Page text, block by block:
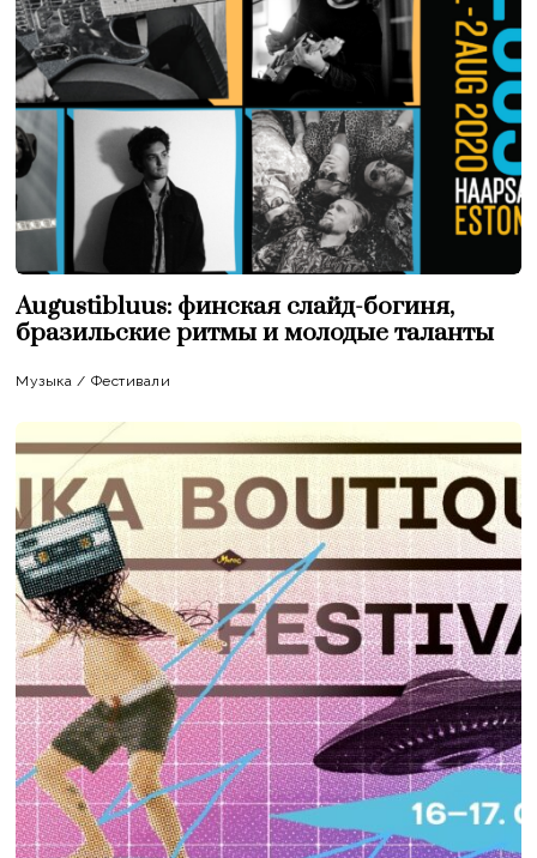
Augustibluus: финская слайд-богиня,
бразильские ритмы и молодые таланты
Музыка / Фестивали